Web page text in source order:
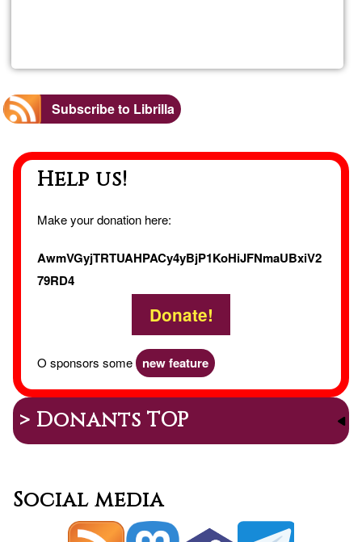
Entre
Subscribe to Librilla
Help us!
Make your donation here:
AwmVGyjTRTUAHPACy4yBjP1KoHiJFNmaUBxiV2
79RD4
Donate!
O sponsors some new feature
> Donants TOP
Social media